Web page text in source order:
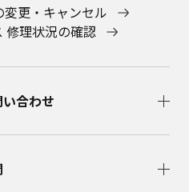
更・キャンセル
修理状況の確認
合わせ​